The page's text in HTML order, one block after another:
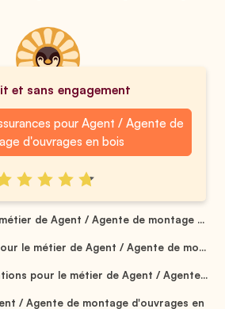
et sans engagement
pour Agent / Agente de
d'ouvrages en bois
de Agent / Agente de montage ...
le métier de Agent / Agente de mo...
pour le métier de Agent / Agente...
/ Agente de montage d'ouvrages en